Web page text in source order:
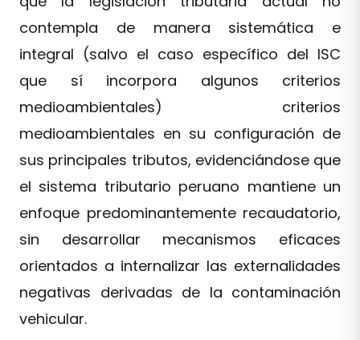
contempla de manera sistemática e
integral (salvo el caso específico del ISC
que sí incorpora algunos criterios
medioambientales) criterios
medioambientales en su configuración de
sus principales tributos, evidenciándose que
el sistema tributario peruano mantiene un
enfoque predominantemente recaudatorio,
sin desarrollar mecanismos eficaces
orientados a internalizar las externalidades
negativas derivadas de la contaminación
vehicular.